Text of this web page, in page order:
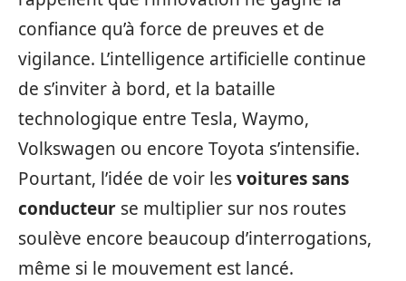
confiance qu’à force de preuves et de
vigilance. L’intelligence artificielle continue
de s’inviter à bord, et la bataille
technologique entre Tesla, Waymo,
Volkswagen ou encore Toyota s’intensifie.
Pourtant, l’idée de voir lesvoitures sans
conducteur se multiplier sur nos routes
soulève encore beaucoup d’interrogations,
même si le mouvement est lancé.